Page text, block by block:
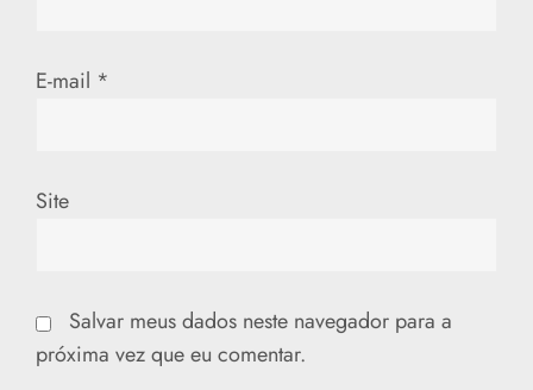
E-mail *
Site
Salvar meus dados neste navegador para a
próxima vez que eu comentar.